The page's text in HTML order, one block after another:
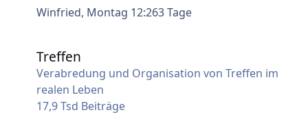
Winfried, Montag 12:263 Tage
Treffen
Verabredung und Organisation von Treffen im
realen Leben
17,9 Tsd Beiträge